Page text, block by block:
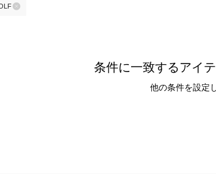
条件に一致するアイ
他の条件を設定